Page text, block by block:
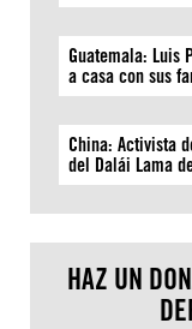
Guatemala: Luis
a casa con sus
China: Activista
del Dalái Lama
HAZ UN